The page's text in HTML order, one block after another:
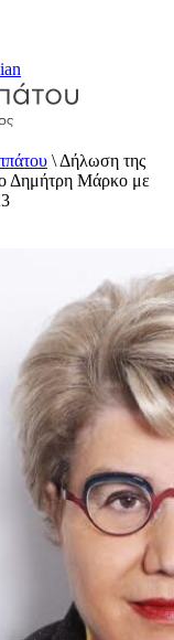
–
\ Δήλωση της
Δημήτρη Μάρκο με